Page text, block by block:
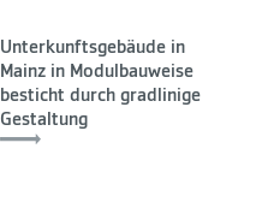
Unterkunftsgebäude in
Mainz in Modulbauweise
besticht durch gradlinige
Gestaltung